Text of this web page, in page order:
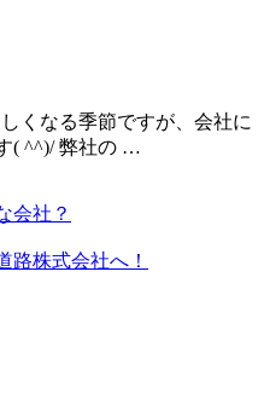
くなる季節ですが、会社に
( ^^)/ 弊社の …
会社？
路株式会社へ！